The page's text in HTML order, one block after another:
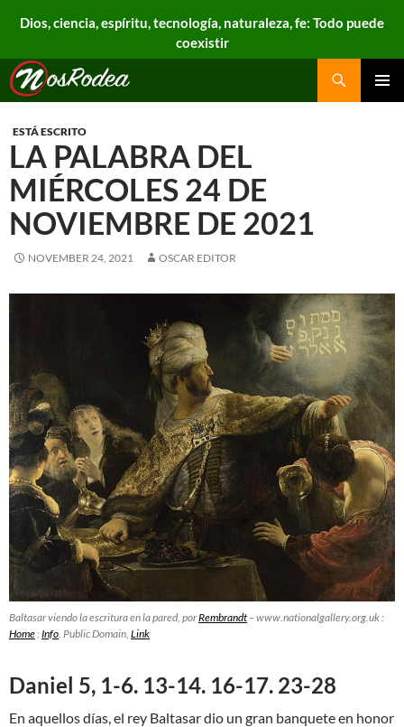
Dios, ciencia, espíritu, tecnología, naturaleza, fe: Todo puede
coexistir
Nos Rodea
Search
ESTÁ ESCRITO
LA PALABRA DEL
MIÉRCOLES 24 DE
NOVIEMBRE DE 2021
NOVEMBER 24, 2021 OSCAR EDITOR
Baltasar viendo la escritura en la pared, porRembrandt – www.nationalgallery.org.uk :
Home : Info , Public Domain, Link
Daniel 5, 1-6. 13-14. 16-17. 23-28
En aquellos días, el rey Baltasar dio un gran banquete en honor